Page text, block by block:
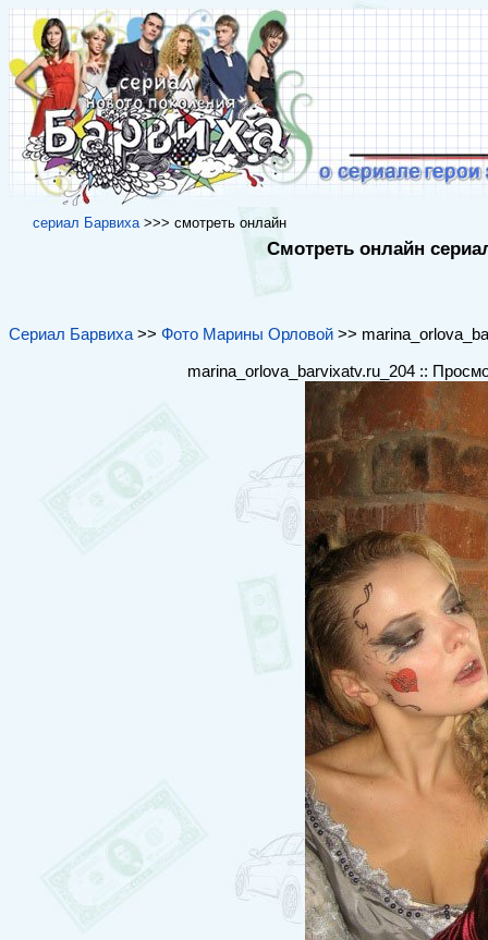
cериал Барвиха>>> cмотреть онлайн
Смотреть онлайн
Сериал Барвиха >> Фото Марины Орловой >>
marina_orlova_barvixatv.ru_204 ::